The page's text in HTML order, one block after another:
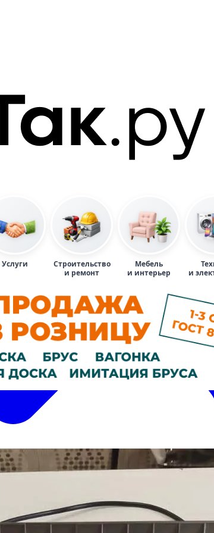
Услуги
Строительство
и ремонт
Мебель
и интерьер
и